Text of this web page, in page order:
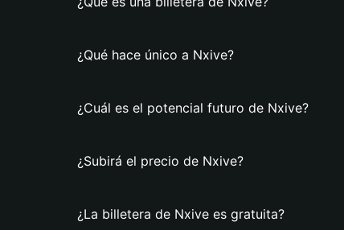
¿Qué hace único a Nxive?
¿Cuál es el potencial futuro de Nxive?
¿Subirá el precio de Nxive?
¿La billetera de Nxive es gratuita?